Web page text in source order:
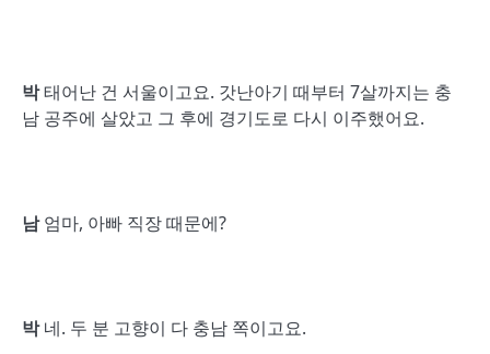
박태어난 건 서울이고요. 갓난아기 때부터 7살까지는 충
남 공주에 살았고 그 후에 경기도로 다시 이주했어요.
남엄마, 아빠 직장 때문에?
박네. 두 분 고향이 다 충남 쪽이고요.